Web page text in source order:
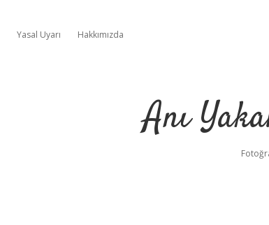
Yasal Uyarı Hakkımızda
Anı